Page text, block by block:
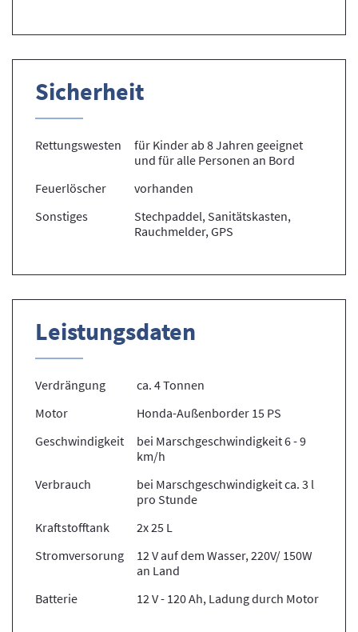
Sicherheit
Rettungswesten
für Kinder ab 8 Jahren geeignet
und für alle Personen an Bord
Feuerlöscher
vorhanden
Sonstiges
Stechpaddel, Sanitätskasten,
Rauchmelder, GPS
Leistungsdaten
Verdrängung
ca. 4 Tonnen
Motor
Honda-Außenborder 15 PS
Geschwindigkeit
bei Marschgeschwindigkeit 6 - 9
km/h
Verbrauch
bei Marschgeschwindigkeit ca. 3 l
pro Stunde
Kraftstofftank
2x 25 L
Stromversorung
12 V auf dem Wasser, 220V/ 150W
an Land
Batterie
12 V - 120 Ah, Ladung durch Motor